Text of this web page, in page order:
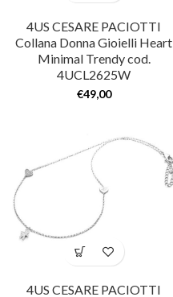
4US CESARE PACIOTTI
Collana Donna Gioielli Heart
Minimal Trendy cod.
4UCL2625W
€49,00
4US CESARE PACIOTTI